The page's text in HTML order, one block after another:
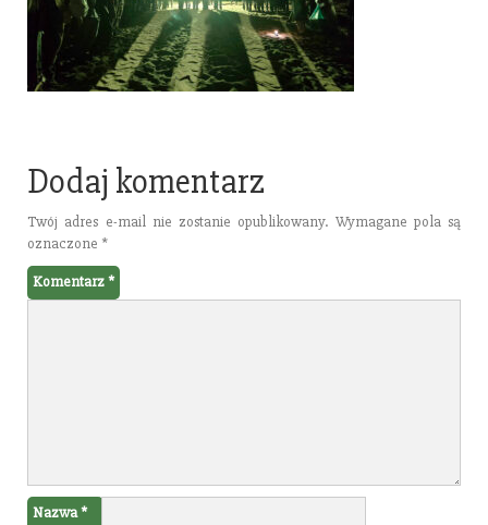
Dodaj komentarz
Twój adres e-mail nie zostanie opublikowany. Wymagane pola są
oznaczone *
Komentarz*
Nazwa*